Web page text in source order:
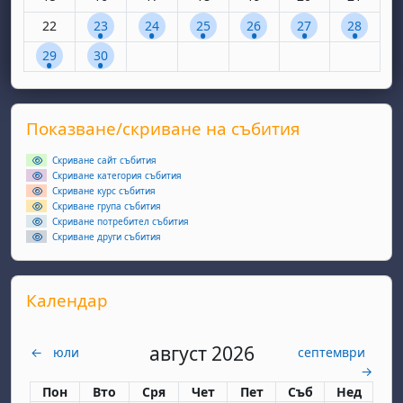
Няма събития, понеделник, 22 септември
22 1 събитие, вторник, 23 септември
23 1 събитие, сряда, 24 септември
24 1 събитие, четвъртък, 25
25 1 събитие, петък, 26
26 1 събитие,
27 128
1 събитие, понеделник, 29 септември
29 1 събитие, вторник, 30 септември
30
Supplementary blocks
Прескочи Показване/скриване на събития
Показване/скриване на събития
Скриване сайт събития
Скриване категория събития
Скриване курс събития
Скриване група събития
Скриване потребител събития
Скриване други събития
Прескочи Календар
Календар
← юли август 2026
септември
→
Понеделник
Пон вторник
Вто сряда
Сря четвъртък
Чет петък
Пет събота
Съб неделя
Нед